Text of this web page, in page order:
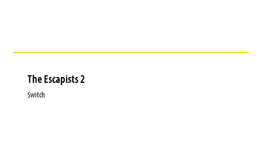
The Escapists 2
Switch